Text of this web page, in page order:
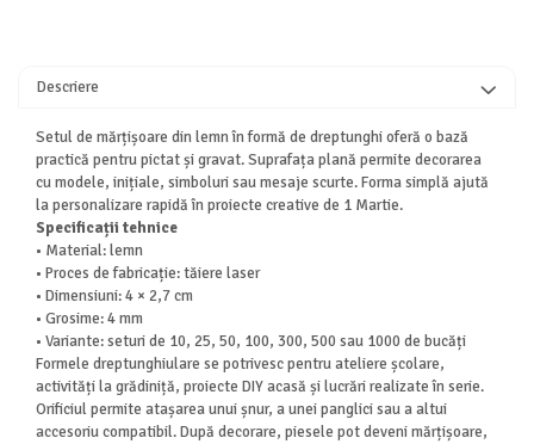
Descriere
Setul de mărțișoare din lemn în formă de dreptunghi oferă o bază
practică pentru pictat și gravat. Suprafața plană permite decorarea
cu modele, inițiale, simboluri sau mesaje scurte. Forma simplă ajută
la personalizare rapidă în proiecte creative de 1 Martie.
Specificații tehnice
• Material: lemn
• Proces de fabricație: tăiere laser
• Dimensiuni: 4 × 2,7 cm
• Grosime: 4 mm
• Variante: seturi de 10, 25, 50, 100, 300, 500 sau 1000 de bucăți
Formele dreptunghiulare se potrivesc pentru ateliere școlare,
activități la grădiniță, proiecte DIY acasă și lucrări realizate în serie.
Orificiul permite atașarea unui șnur, a unei panglici sau a altui
accesoriu compatibil. După decorare, piesele pot deveni mărțișoare,